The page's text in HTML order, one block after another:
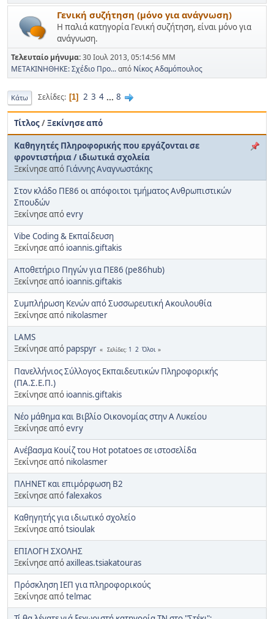
Γενική συζήτηση (μόνο για ανάγνωση)
Η παλιά κατηγορία Γενική συζήτηση, είναι μόνο για
ανάγνωση.
Τελευταίο μήνυμα:30 Ιουλ 2013, 05:14:56 ΜΜ
ΜΕΤΑΚΙΝΗΘΗΚΕ: Σχέδιο Προ...από Νίκος Αδαμόπουλος
Κάτω Σελίδες 1 2 3 4 ... 8
Τίτλος/Ξεκίνησε από
Καθηγητές Πληροφορικής που εργάζονται σε
φροντιστήρια / ιδιωτικά σχολεία
Ξεκίνησε από Γιάννης Αναγνωστάκης
Στον κλάδο ΠΕ86 οι απόφοιτοι τμήματος Ανθρωπιστικών
Σπουδών
Ξεκίνησε απόevry
Vibe Coding & Εκπαίδευση
Ξεκίνησε από ioannis.giftakis
Αποθετήριο Πηγών για ΠΕ86 (pe86hub)
Ξεκίνησε από ioannis.giftakis
Συμπλήρωση Κενών από Συσσωρευτική Ακουλουθία
Ξεκίνησε από nikolasmer
LAMS
Ξεκίνησε από papspyr Σελίδες 1 2 Όλοι
Πανελλήνιος Σύλλογος Εκπαιδευτικών Πληροφορικής
(ΠΑ.Σ.Ε.Π.)
Ξεκίνησε από ioannis.giftakis
Νέο μάθημα και Βιβλίο Οικονομίας στην Α Λυκείου
Ξεκίνησε απόevry
Ανέβασμα Κουίζ του Hot potatoes σε ιστοσελίδα
Ξεκίνησε από nikolasmer
ΠΛΗΝΕΤ και επιμόρφωση Β2
Ξεκίνησε απόfalexakos
Καθηγητής για ιδιωτικό σχολείο
Ξεκίνησε απόtsioulak
ΕΠΙΛΟΓΗ ΣΧΟΛΗΣ
Ξεκίνησε απόaxilleas.tsiakatouras
Πρόσκληση ΙΕΠ για πληροφορικούς
Ξεκίνησε απόtelmac